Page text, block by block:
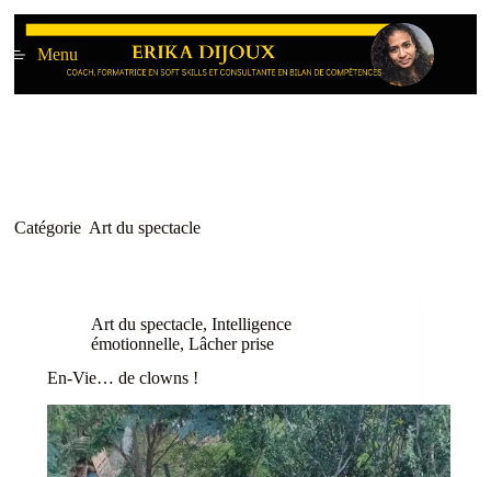
Passer
au
contenu
Menu
Catégorie Art du spectacle
Art du spectacle, Intelligence
émotionnelle, Lâcher prise
En-Vie… de clowns !